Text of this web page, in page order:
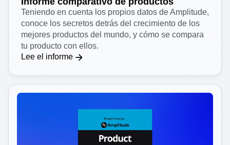
Informe comparativo de productos
Teniendo en cuenta los propios datos de Amplitude,
conoce los secretos detrás del crecimiento de los
mejores productos del mundo, y cómo se compara